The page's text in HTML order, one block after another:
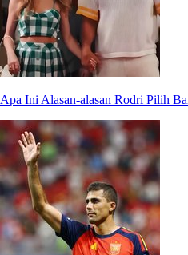
Apa Ini Alasan-alasan Rodri Pilih